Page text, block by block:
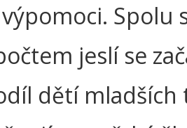
Spolu
jeslí se
dětí mladších